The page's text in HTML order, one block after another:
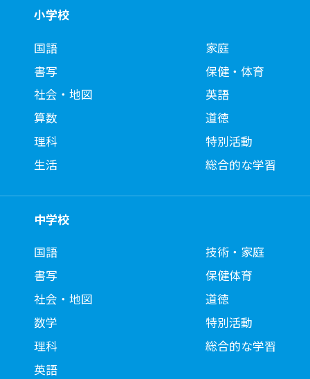
小学校
国語
書写
社会・地図
算数
理科
生活
家庭
保健・体育
英語
道徳
特別活動
総合的な学習
中学校
国語
書写
社会・地図
数学
理科
英語
技術・家庭
保健体育
道徳
特別活動
総合的な学習